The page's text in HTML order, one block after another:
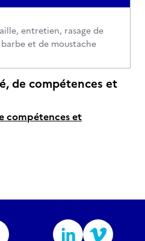
entretien, rasage de
barbe et de moustache
de compétences et
compétences et